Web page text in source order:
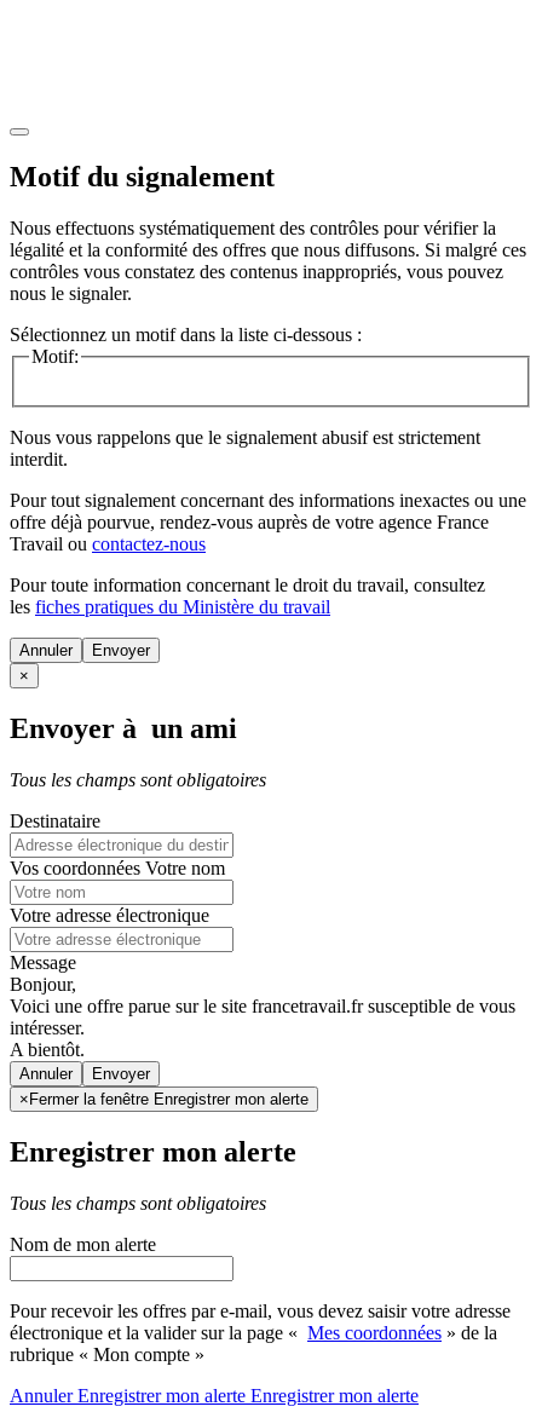
Motif du signalement
Nous effectuons systématiquement des contrôles pour vérifier la
légalité et la conformité des offres que nous diffusons. Si malgré ces
contrôles vous constatez des contenus inappropriés, vous pouvez
nous le signaler.
Sélectionnez un motif dans la liste ci-dessous :
Motif:
Nous vous rappelons que le signalement abusif est strictement
interdit.
Pour tout signalement concernant des informations inexactes ou une
offre déjà pourvue, rendez-vous auprès de votre agence France
Travail ou contactez-nous
Pour toute information concernant le droit du travail, consultez
les fiches pratiques du Ministère du travail
Annuler
×
Envoyer à un ami
Tous les champs sont obligatoires
Destinataire
Vos coordonnées Votre nom
Votre adresse électronique
Message
Bonjour,
Voici une offre parue sur le site francetravail.fr susceptible de vous
intéresser.
A bientôt.
Annuler
× Fermer la fenêtre Enregistrer mon alerte
Enregistrer mon alerte
Tous les champs sont obligatoires
Nom de mon alerte
Pour recevoir les offres par e-mail, vous devez saisir votre adresse
électronique et la valider sur la page « Mes coordonnées » de la
rubrique « Mon compte »
AnnulerEnregistrer mon alerte Enregistrermon alerte